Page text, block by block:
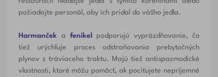
požiadajte personál, aby ich pridal do vášho jedla.
Harmančeka fenikel
podporujú vyprázdňovanie, čo
tiež urýchľuje proces odstraňovania prebytočných
plynov z tráviaceho traktu. Majú tiež antispazmodické
vlastnosti, ktoré môžu pomôcť, ak pociťujete nepríjemné